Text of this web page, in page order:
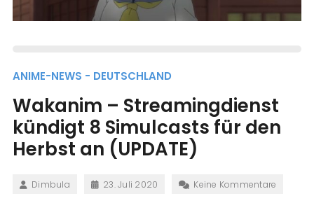
ANIME-NEWS - DEUTSCHLAND
Wakanim – Streamingdienst
kündigt 8 Simulcasts für den
Herbst an (UPDATE)
Dimbula 23. Juli 2020 Keine Kommentare